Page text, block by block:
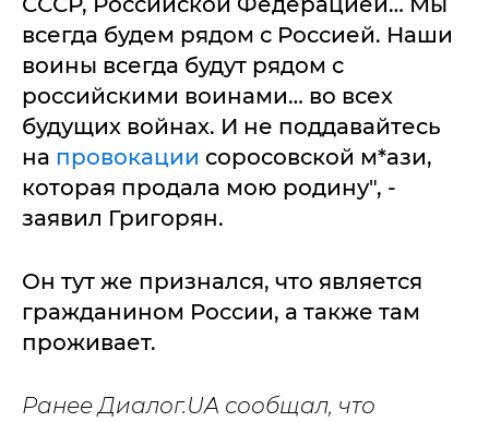
всегда будем рядом с Россией. Наши
воины всегда будут рядом с
российскими воинами… во всех
будущих войнах. И не поддавайтесь
на провокации соросовской м*ази,
которая продала мою родину", -
заявил Григорян.
Он тут же признался, что является
гражданином России, а также там
проживает.
Ранее Диалог.UA сообщал, что